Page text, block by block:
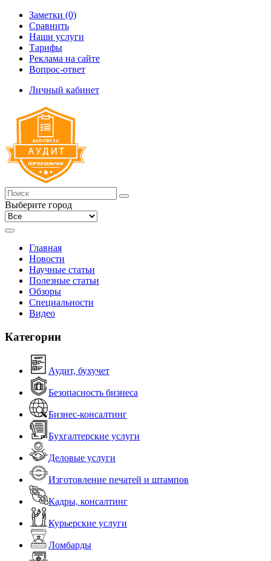
Заметки (0)
Сравнить
Наши услуги
Тарифы
Реклама на сайте
Вопрос-ответ
Личный кабинет
Выберите город
Главная
Новости
Научные статьи
Полезные статьи
Обзоры
Специальности
Видео
Категории
Аудит, бухучет
Безопасность бизнеса
Бизнес-консалтинг
Бухгалтерские услуги
Деловые услуги
Изготовление печатей и штампов
Кадры, консалтинг
Курьерские услуги
Ломбарды